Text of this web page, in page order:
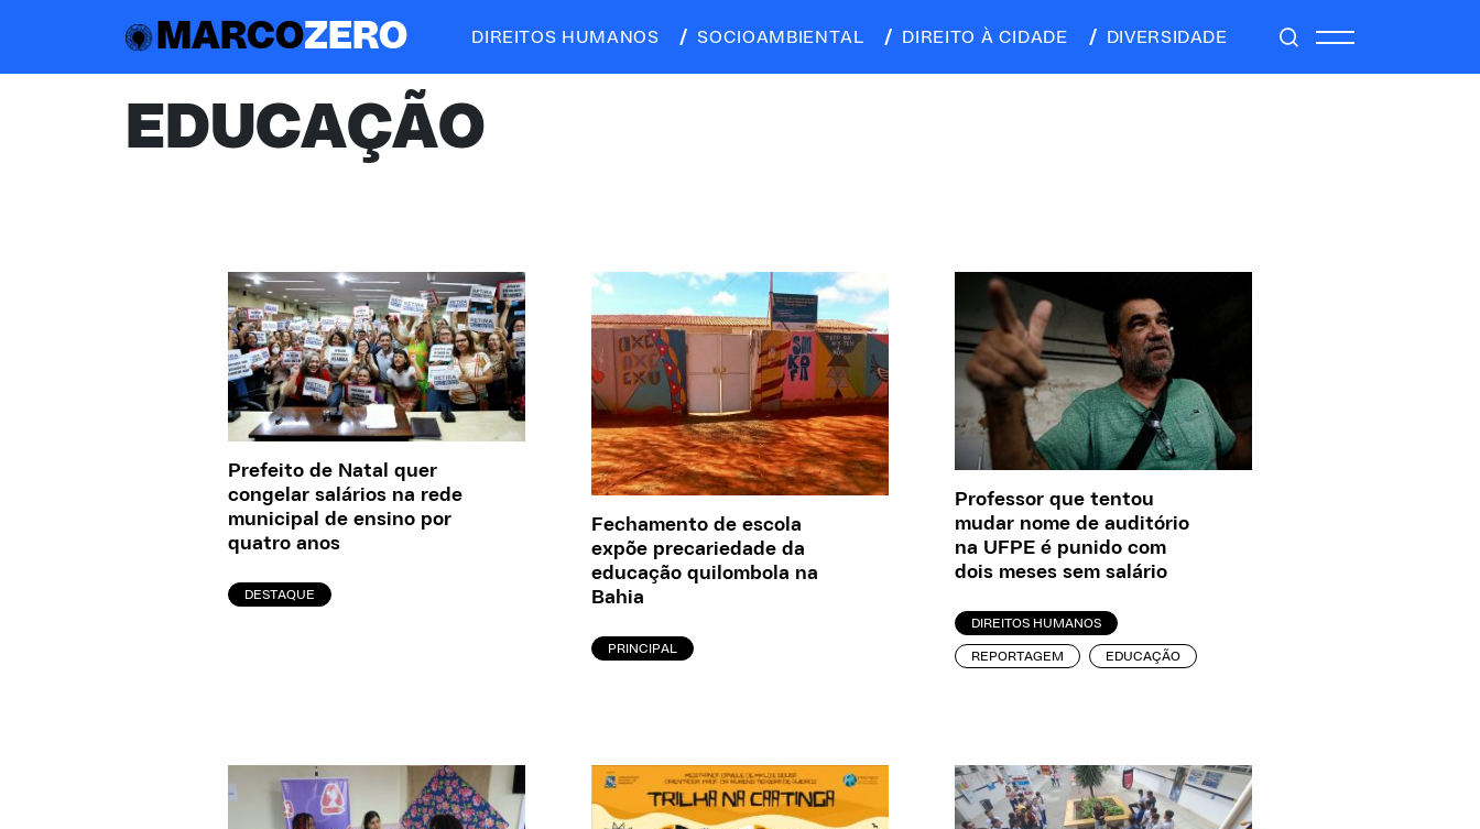
MARCOZERO DIREITOS HUMANOS SOCIOAMBIENTAL DIREITO À CIDADE DIVERSIDADE
EDUCAÇÃO
Prefeito de Natal quer
congelar salários na rede
municipal de ensino por
quatro anos
DESTAQUE
Fechamento de escola
expõe precariedade da
educação quilombola na
Bahia
PRINCIPAL
Professor que tentou
mudar nome de auditório
na UFPE é punido com
dois meses sem salário
DIREITOS HUMANOS
REPORTAGEM EDUCAÇÃO